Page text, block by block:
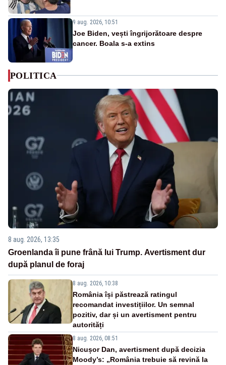
9 aug. 2026, 10:51
Joe Biden, vești îngrijorătoare despre
cancer. Boala s-a extins
POLITICA
8 aug. 2026, 13:35
Groenlanda îi pune frână lui Trump. Avertisment dur
după planul de foraj
8 aug. 2026, 10:38
România își păstrează ratingul
recomandat investițiilor. Un semnal
pozitiv, dar și un avertisment pentru
autorități
8 aug. 2026, 08:51
Nicușor Dan, avertisment după decizia
Moody’s: „România trebuie să revină la